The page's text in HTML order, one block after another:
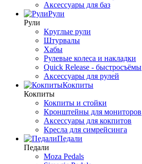
Аксессуары для баз
Рули
Рули
Круглые рули
Штурвалы
Хабы
Рулевые колеса и накладки
Quick Release - быстросъёмы
Аксессуары для рулей
Кокпиты
Кокпиты
Кокпиты и стойки
Кронштейны для мониторов
Аксессуары для кокпитов
Кресла для симрейсинга
Педали
Педали
Moza Pedals